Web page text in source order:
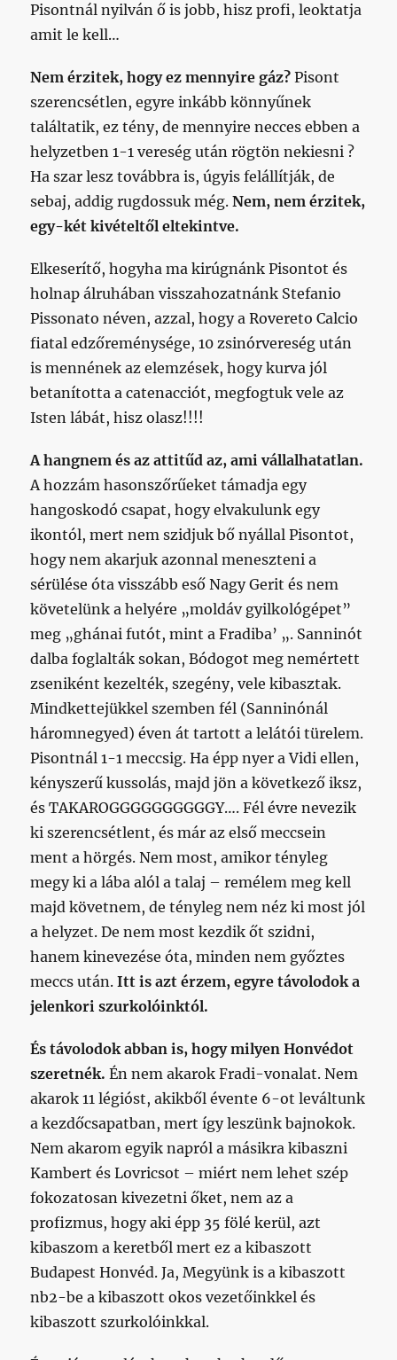
Pisontnál nyilván ő is jobb, hisz profi, leoktatja
amit le kell…
Nem érzitek, hogy ez mennyire gáz?Pisont
szerencsétlen, egyre inkább könnyűnek
találtatik, ez tény, de mennyire necces ebben a
helyzetben 1-1 vereség után rögtön nekiesni ?
Ha szar lesz továbbra is, úgyis felállítják, de
sebaj, addig rugdossuk még.Nem, nem érzitek,
egy-két kivételtől eltekintve.
Elkeserítő, hogyha ma kirúgnánk Pisontot és
holnap álruhában visszahozatnánk Stefanio
Pissonato néven, azzal, hogy a Rovereto Calcio
fiatal edzőreménysége, 10 zsinórvereség után
is mennének az elemzések, hogy kurva jól
betanította a catenacciót, megfogtuk vele az
Isten lábát, hisz olasz!!!!
A hangnem és az attitűd az, ami vállalhatatlan.
A hozzám hasonszőrűeket támadja egy
hangoskodó csapat, hogy elvakulunk egy
ikontól, mert nem szidjuk bő nyállal Pisontot,
hogy nem akarjuk azonnal meneszteni a
sérülése óta visszább eső Nagy Gerit és nem
követelünk a helyére „moldáv gyilkológépet”
meg „ghánai futót, mint a Fradiba’ „. Sanninót
dalba foglalták sokan, Bódogot meg nemértett
zseniként kezelték, szegény, vele kibasztak.
Mindkettejükkel szemben fél (Sanninónál
háromnegyed) éven át tartott a lelátói türelem.
Pisontnál 1-1 meccsig. Ha épp nyer a Vidi ellen,
kényszerű kussolás, majd jön a következő iksz,
és TAKAROGGGGGGGGGGY…. Fél évre nevezik
ki szerencsétlent, és már az első meccsein
ment a hörgés. Nem most, amikor tényleg
megy ki a lába alól a talaj – remélem meg kell
majd követnem, de tényleg nem néz ki most jól
a helyzet. De nem most kezdik őt szidni,
hanem kinevezése óta, minden nem győztes
meccs után.Itt is azt érzem, egyre távolodok a
jelenkori szurkolóinktól.
És távolodok abban is, hogy milyen Honvédot
szeretnék.Én nem akarok Fradi-vonalat. Nem
akarok 11 légióst, akikből évente 6-ot leváltunk
a kezdőcsapatban, mert így leszünk bajnokok.
Nem akarom egyik napról a másikra kibaszni
Kambert és Lovricsot – miért nem lehet szép
fokozatosan kivezetni őket, nem az a
profizmus, hogy aki épp 35 fölé kerül, azt
kibaszom a keretből mert ez a kibaszott
Budapest Honvéd. Ja, Megyünk is a kibaszott
nb2-be a kibaszott okos vezetőinkkel és
kibaszott szurkolóinkkal.